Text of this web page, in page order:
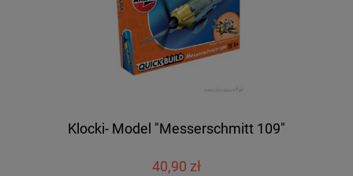
Klocki- Model "Messerschmitt 109"
40,90 zł